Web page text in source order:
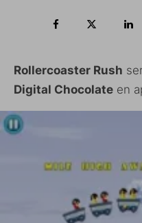
Rollercoaster Rush
Digital Chocolate en